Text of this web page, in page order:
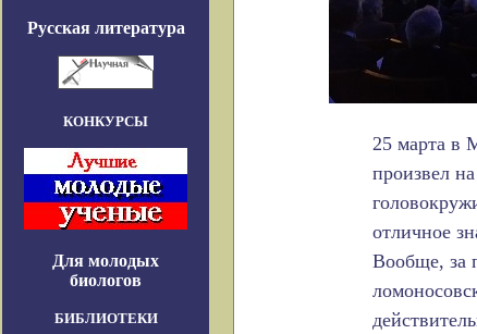
Русская литература
КОНКУРСЫ
Для молодых
биологов
БИБЛИОТЕКИ
25 марта в
произвел
отличное
Вообще, за